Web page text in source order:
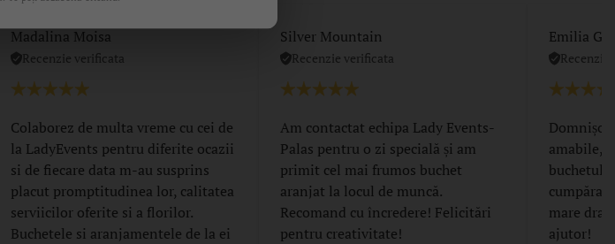
Madalina Moisa
Recenzie verificata
Colaborez de multa vreme cu cei de
la LadyEvents pentru diferite ocazii
si de fiecare data m-au susprins
placut promptitudinea lor, calitatea
serviicilor oferite si a florilor.
Buchetele si aranjamentele de la ei
Silver Mountain
Recenzie verificata
Am contactat echipa Lady Events-
Palas pentru o zi specială și am
primit cel mai frumos buchet
aranjat la locul de muncă.
Recomand cu încredere! Felicitări
pentru creativitate!
Emilia
amabile,
buchetul
mare
ajutor!